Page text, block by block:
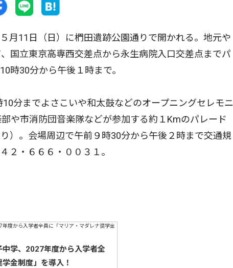
月11日（日）に椚田遺跡公園通りで開かれる。地元や
国立東京高専西交差点から永生病院入口交差点までパ
時30分から午後１時まで。
分までよさこいや和太鼓などのオープニングセレモニ
や市消防団音楽隊などが参加する約１Kmのパレード
）。会場周辺で午前９時30分から午後２時まで交通規
２・６６６・００３１。
中学、2027年度から入学者全
金制度」を導入！